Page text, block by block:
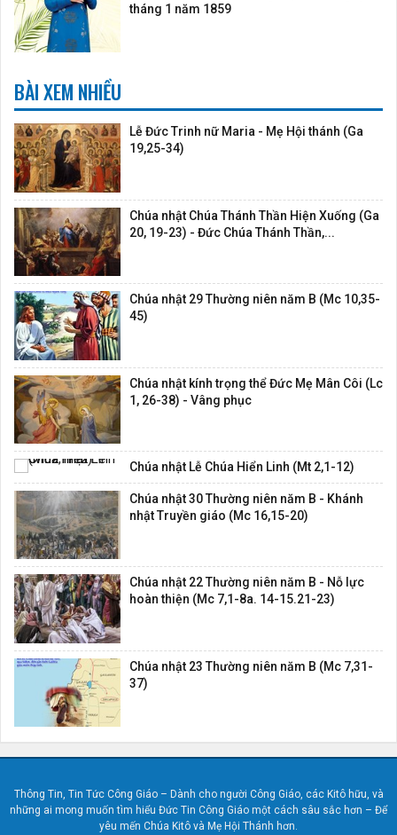
tháng 1 năm 1859
BÀI XEM NHIỀU
Lễ Đức Trinh nữ Maria - Mẹ Hội thánh (Ga
19,25-34)
Chúa nhật Chúa Thánh Thần Hiện Xuống (Ga
20, 19-23) - Đức Chúa Thánh Thần,...
Chúa nhật 29 Thường niên năm B (Mc 10,35-
45)
Chúa nhật kính trọng thể Đức Mẹ Mân Côi (Lc
1, 26-38) - Vâng phục
Chúa nhật Lễ Chúa Hiển Linh (Mt 2,1-12)
Chúa nhật 30 Thường niên năm B - Khánh
nhật Truyền giáo (Mc 16,15-20)
Chúa nhật 22 Thường niên năm B - Nỗ lực
hoàn thiện (Mc 7,1-8a. 14-15.21-23)
Chúa nhật 23 Thường niên năm B (Mc 7,31-
37)
Thông Tin, Tin Tức Công Giáo – Dành cho người Công Giáo, các Kitô hữu, và
những ai mong muốn tìm hiểu Đức Tin Công Giáo một cách sâu sắc hơn – Để
yêu mến Chúa Kitô và Mẹ Hội Thánh hơn.